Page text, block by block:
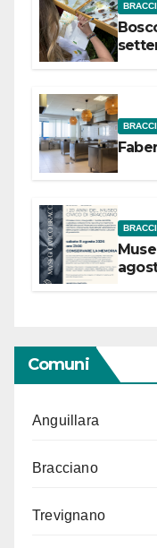
Comuni
Anguillara
Bracciano
Trevignano